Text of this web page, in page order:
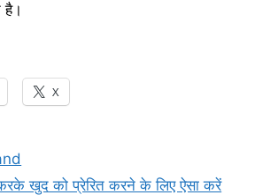
है।
X
खुद को प्रेरित करने के लिए ऐसा करें